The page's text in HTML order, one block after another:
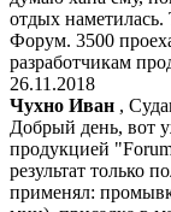
отдых
Форум. 3500
разработчикам
26.11.2018
Чухно Иван ,
Добрый день, вот
продукцией
результат только
применял: